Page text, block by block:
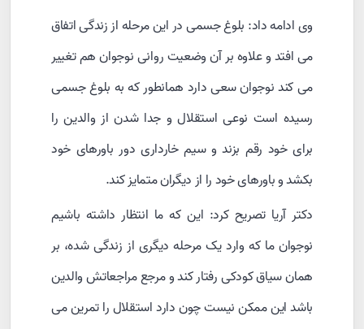
وی ادامه داد: بلوغ جسمی در این مرحله از زندگی اتفاق
می افتد و علاوه بر آن وضعیت روانی نوجوان هم تغییر
می کند نوجوان سعی دارد همانطور که به بلوغ جسمی
رسیده است نوعی استقلال و جدا شدن از والدین را
برای خود رقم بزند و سیم خارداری دور باورهای خود
بکشد و باورهای خود را از دیگران متمایز کند.
دکتر آریا تصریح کرد: این که ما انتظار داشته باشیم
نوجوان ما که وارد یک مرحله دیگری از زندگی شده، بر
همان سیاق کودکی رفتار کند و مرجع مراجعاتش والدین
باشد این ممکن نیست چون دارد استقلال را تمرین می